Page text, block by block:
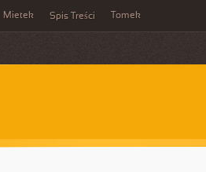
Mietek Spis Treści Tomek